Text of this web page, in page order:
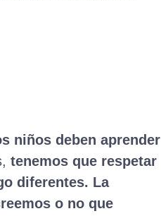
niños deben aprender
tenemos que respetar
diferentes. La
o no que